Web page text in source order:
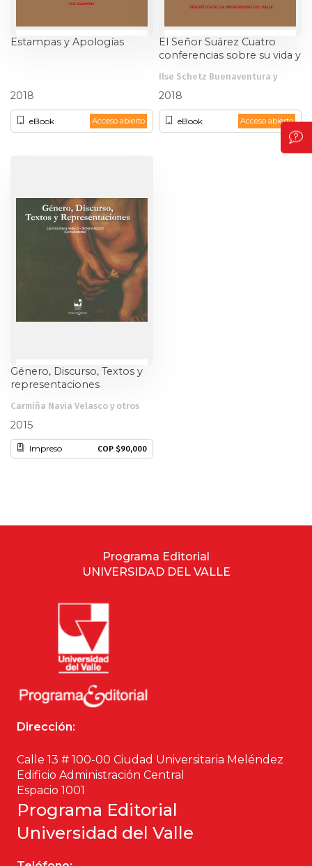
Estampas y Apologías
2018
eBook Acceso abierto
El Señor Suárez Cuatro
conferencias sobre su vida y
Ilse Schetz Buenaventura y
2018
eBook Acceso abierto
Género, Discurso, Textos y
representaciones
Carmiña Navia Velasco y otros
2015
Impreso COP $90,000
Programa Editorial
UNIVERSIDAD DEL VALLE
Dirección:
Calle 13 # 100-00 Ciudad Universitaria Meléndez
Edificio Administración Central
Espacio 1001
Programa Editorial
Universidad del Valle